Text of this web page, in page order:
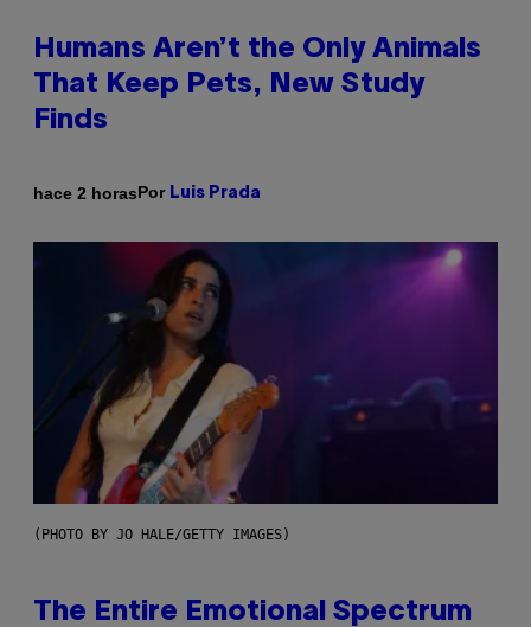
Humans Aren’t the Only Animals
That Keep Pets, New Study
Finds
hace 2 horasPor Luis Prada
(PHOTO BY JO HALE/GETTY IMAGES)
The Entire Emotional Spectrum